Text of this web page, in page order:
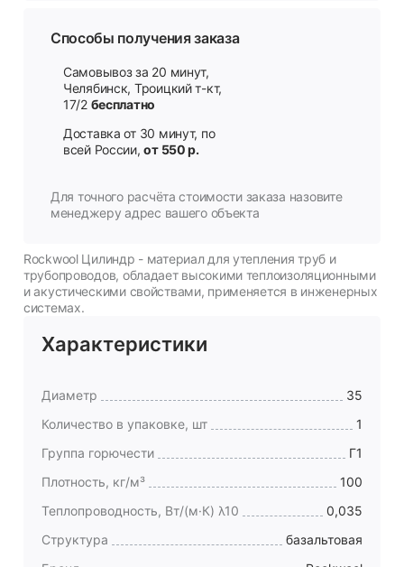
Способы получения заказа
Самовывоз за 20 минут,
Челябинск, Троицкий т-кт,
17/2 бесплатно
Доставка от 30 минут, по
всей России,от 550 р.
Для точного расчёта стоимости заказа назовите
менеджеру адрес вашего объекта
Rockwool Цилиндр - материал для утепления труб и
трубопроводов, обладает высокими теплоизоляционными
и акустическими свойствами, применяется в инженерных
системах.
Характеристики
Диаметр
35
Количество в упаковке, шт
1
Группа горючести
Г1
Плотность, кг/м³
100
Теплопроводность, Вт/(м·К) λ10
0,035
Структура
базальтовая